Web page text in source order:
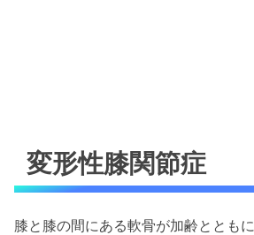
変形性膝関節症
膝と膝の間にある軟骨が加齢とともに